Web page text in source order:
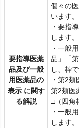
要指導医薬
品及び一般
用医薬品の
表示 に関す
る解説
個々の
います。
・要指
します。
・一般
品」「
し、枠
・第2
第2類医
□（四角
・一般
します。